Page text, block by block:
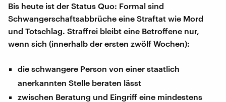
Bis heute ist der Status Quo: Formal sind
Schwangerschaftsabbrüche eine Straftat wie Mord
und Totschlag. Straffrei bleibt eine Betroffene nur,
wenn sich (innerhalb der ersten zwölf Wochen):
die schwangere Person von einer staatlich
anerkannten Stelle beraten lässt
zwischen Beratung und Eingriff eine mindestens